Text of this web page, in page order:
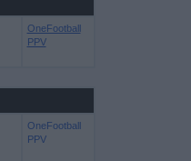
OneFootball
PPV
OneFootball
PPV